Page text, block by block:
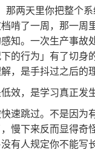
那两天里你把整个
啃了一周，那一周
知。一次生产事故
下的行为」有了切
，是手抖过之后的
效，是学习真正发
速跳过。不是因为
慢下来反而显得奇
有人规定你不能写